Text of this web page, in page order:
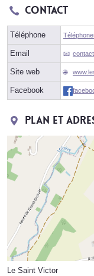
Contact
Téléphone
Email
Site web
Facebook
Plan et
Le Saint Victor